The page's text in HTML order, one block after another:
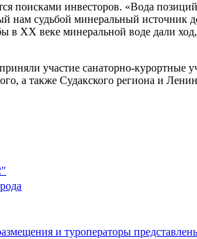
инвесторов. «Вода
нам судьбой минеральный источник
в ХХ веке минеральной воде дали
участие санаторно-курортные
а также Судакского региона и
и туроператоры